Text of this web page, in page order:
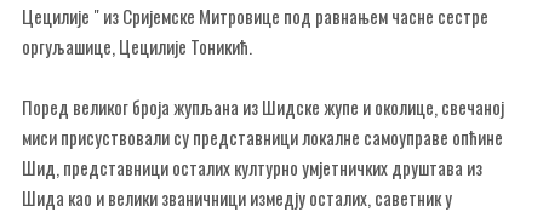
Цецилије " из Сријемске Митровице под равнањем часне сестре
оргуљашице, Цецилије Тоникић.
Поред великог броја жупљана из Шидске жупе и околице, свечаној
миси присуствовали су представници локалне самоуправе опћине
Шид, представници осталих културно умјетничких друштава из
Шида као и велики званичници измедју осталих, саветник у